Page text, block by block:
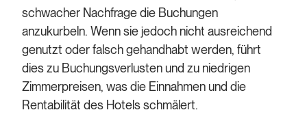
schwacher Nachfrage die Buchungen
anzukurbeln. Wenn sie jedoch nicht ausreichend
genutzt oder falsch gehandhabt werden, führt
dies zu Buchungsverlusten und zu niedrigen
Zimmerpreisen, was die Einnahmen und die
Rentabilität des Hotels schmälert.